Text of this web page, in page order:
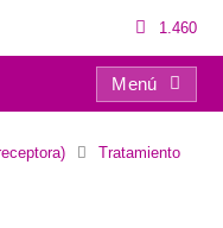
1.460
Menú
Tratamiento